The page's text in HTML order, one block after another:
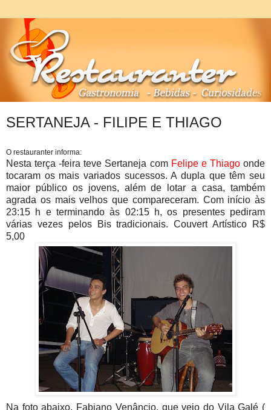
SERTANEJA - FILIPE E THIAGO
O restauranter informa:
Nesta terça -feira teve Sertaneja com Felipe e Thiagoonde
tocaram os mais variados sucessos. A dupla que têm seu
maior público os jovens, além de lotar a casa, também
agrada os mais velhos que compareceram. Com início às
23:15 h e terminando às 02:15 h, os presentes pediram
várias vezes pelos Bis tradicionais. Couvert Artístico R$
5,00
Na foto abaixo, Fabiano Venâncio, que veio do Vila Galé (